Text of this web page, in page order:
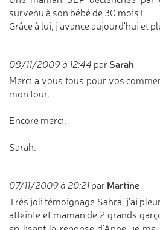
survenu à son bébé de 30 mois !
Grâce à lui, j'avance aujourd'hui et
08/11/2009 à 12:44 par Sarah
Merci a vous tous pour vos
mon tour.
Encore merci.
Sarah.
07/11/2009 à 20:21 par Martine
Trés joli témoignage Sahra, j'ai
atteinte et maman de 2 grands